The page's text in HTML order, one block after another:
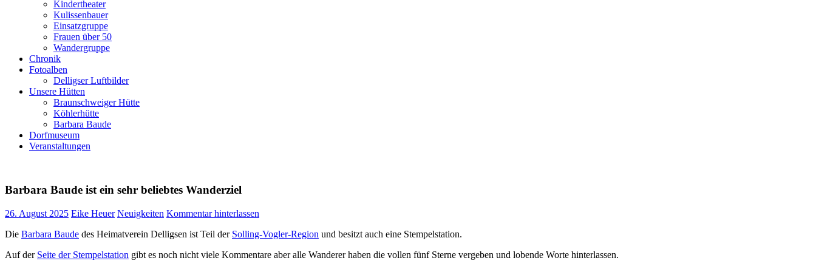
Kindertheater
Kulissenbauer
Einsatzgruppe
Frauen über 50
Wandergruppe
Chronik
Fotoalben
Delligser Luftbilder
Unsere Hütten
Braunschweiger Hütte
Köhlerhütte
Barbara Baude
Dorfmuseum
Veranstaltungen
Barbara Baude ist ein sehr beliebtes Wanderziel
26. August 2025 Eike Heuer Neuigkeiten Kommentar hinterlassen
Die Barbara Baude des Heimatverein Delligsen ist Teil der Solling-Vogler-Region und besitzt auch eine Stempelstation.
Auf der Seite der Stempelstation gibt es noch nicht viele Kommentare aber alle Wanderer haben die vollen fünf Sterne vergeben und lobende Worte hinterlassen.